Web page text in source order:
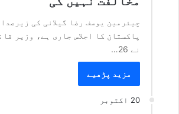
چیئرمین یوسف رضا گیلانی کی
پاکستان کا اجلاس جاری ہے، وزیر
نے 26…
مزید پڑھیے
20 اکتوبر